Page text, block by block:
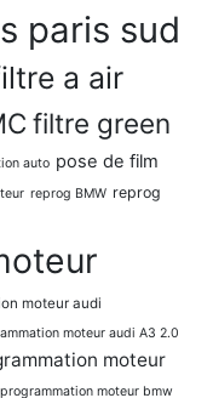
paris sud
a air
filtre green
auto pose de film
reprog BMW reprog
moteur audi
moteur audi A3 2.0
moteur
moteur bmw